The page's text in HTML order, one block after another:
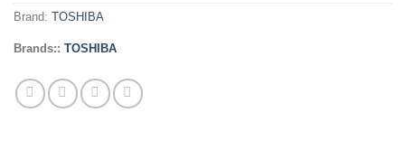
Brand: TOSHIBA
Brands:: TOSHIBA